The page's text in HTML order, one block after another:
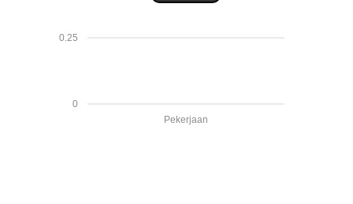
0
0.25
Pekerjaan